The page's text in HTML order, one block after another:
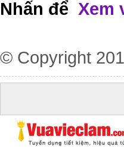
Nhấn để Xem
© Copyright